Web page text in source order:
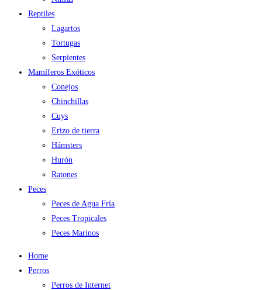
Reptiles
Lagartos
Tortugas
Serpientes
Mamíferos Exóticos
Conejos
Chinchillas
Cuys
Erizo de tierra
Hámsters
Hurón
Ratones
Peces
Peces de Agua Fría
Peces Tropicales
Peces Marinos
Home
Perros
Perros de Internet